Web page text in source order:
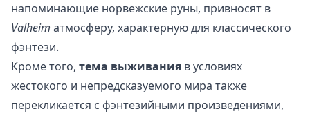
напоминающие норвежские руны, привносят в
Valheim атмосферу, характерную для классического
фэнтези.
Кроме того, тема выживания в условиях
жестокого и непредсказуемого мира также
перекликается с фэнтезийными произведениями,